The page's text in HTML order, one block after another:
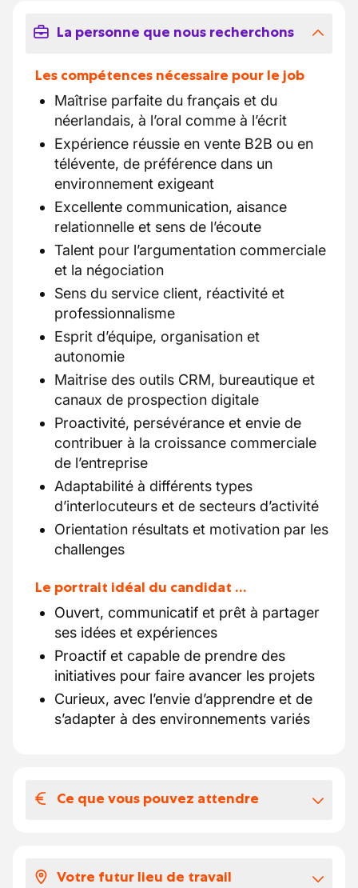
La personne que nous recherchons
Les compétences nécessaire pour le job
Maîtrise parfaite du français et du
néerlandais, à l’oral comme à l’écrit
Expérience réussie en vente B2B ou en
télévente, de préférence dans un
environnement exigeant
Excellente communication, aisance
relationnelle et sens de l’écoute
Talent pour l’argumentation commerciale
et la négociation
Sens du service client, réactivité et
professionnalisme
Esprit d’équipe, organisation et
autonomie
Maitrise des outils CRM, bureautique et
canaux de prospection digitale
Proactivité, persévérance et envie de
contribuer à la croissance commerciale
de l’entreprise
Adaptabilité à différents types
d’interlocuteurs et de secteurs d’activité
Orientation résultats et motivation par les
challenges
Le portrait idéal du candidat …
Ouvert, communicatif et prêt à partager
ses idées et expériences
Proactif et capable de prendre des
initiatives pour faire avancer les projets
Curieux, avec l’envie d’apprendre et de
s’adapter à des environnements variés
Ce que vous pouvez attendre
La rémunération proposée est attractive et
Votre futur lieu de travail